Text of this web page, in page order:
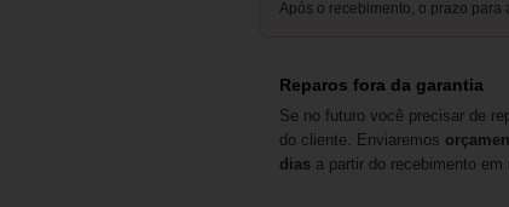
Após o recebimento, o prazo para
Reparos fora da garantia
Se no futuro você precisar de
do cliente. Enviaremos
dias a partir do recebimento em